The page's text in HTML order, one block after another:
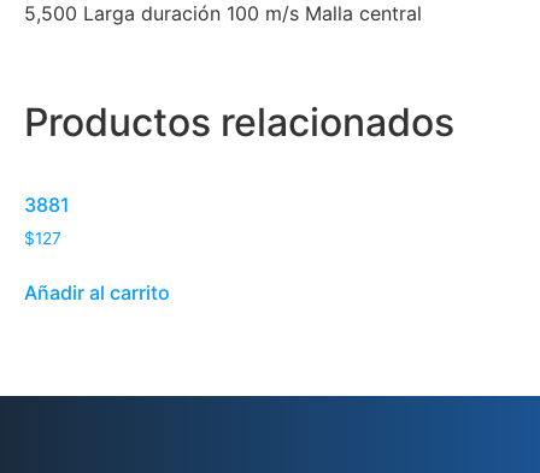
5,500 Larga duración 100 m/s Malla central
Productos relacionados
3881
$127
Añadir al carrito